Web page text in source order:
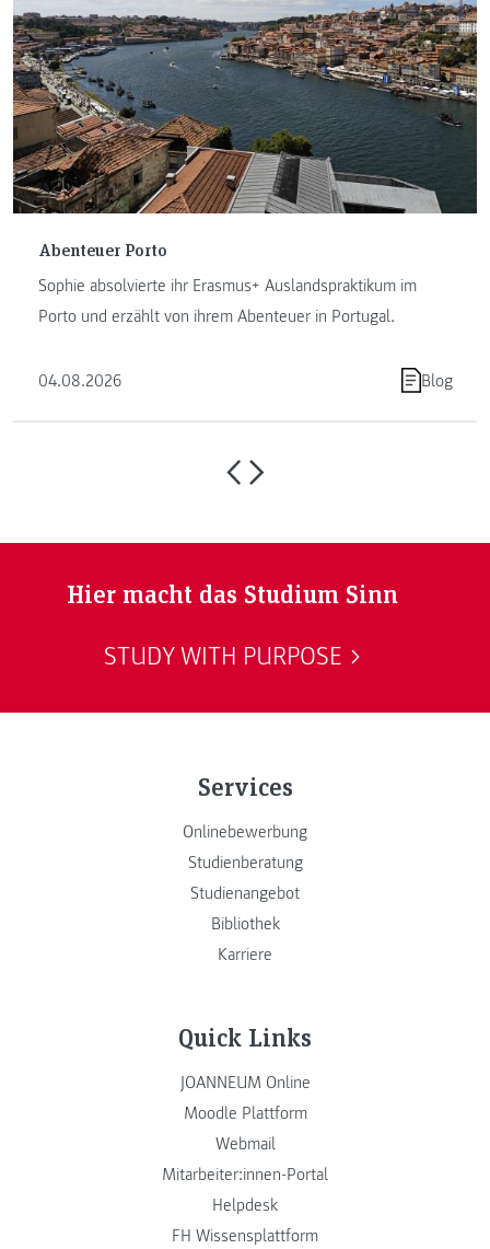
Abenteuer Porto
Sophie absolvierte ihr Erasmus+ Auslandspraktikum im
Porto und erzählt von ihrem Abenteuer in Portugal.
04.08.2026 Blog
Hier macht das Studium Sinn
STUDY WITH PURPOSE
Services
Onlinebewerbung
Studienberatung
Studienangebot
Bibliothek
Karriere
Quick Links
JOANNEUM Online
Moodle Plattform
Webmail
Mitarbeiter:innen-Portal
Helpdesk
FH Wissensplattform